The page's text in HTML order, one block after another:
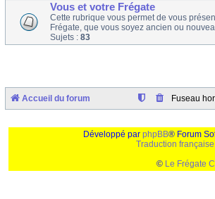
Vous et votre Frégate
Cette rubrique vous permet de vous
Frégate, que vous soyez ancien ou
Sujets : 83
Accueil du forum Fuseau
Développé par phpBB® Forum
Traduction
© Le Frégate